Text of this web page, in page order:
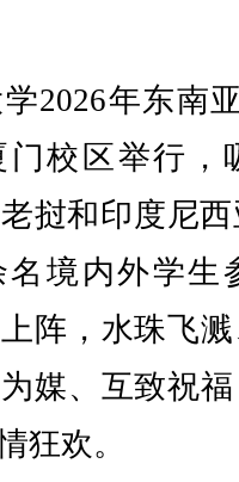
年东南亚
门校区举行，
挝和印度尼
名境内外学生
阵，水珠飞
媒、互致祝
狂欢。